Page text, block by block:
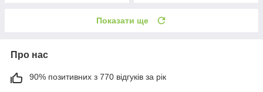
Показати ще
Про нас
90% позитивних з 770 відгуків за рік